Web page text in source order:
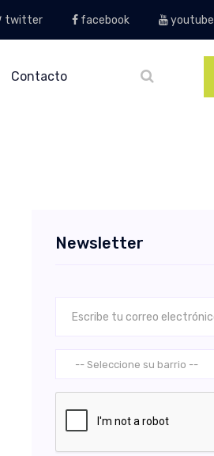
twitter facebook youtube
Contacto
Newsletter